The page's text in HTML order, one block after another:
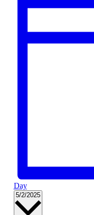
Day
5/2/2025 Select